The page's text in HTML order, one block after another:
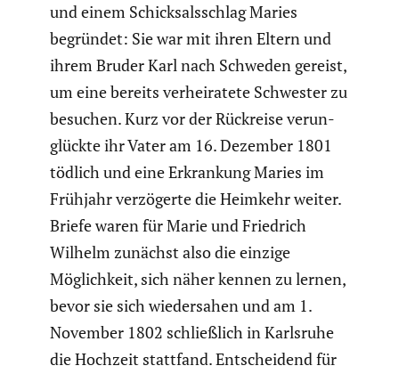
und einem Schick­sals­schlag Maries
begründet: Sie war mit ihren Eltern und
ihrem Bruder Karl nach Schweden gereist,
um eine bereits verhei­ra­tete Schwester zu
besuchen. Kurz vor der Rückreise verun­
glückte ihr Vater am 16. Dezember 1801
tödlich und eine Erkran­kung Maries im
Frühjahr verzö­gerte die Heimkehr weiter.
Briefe waren für Marie und Friedrich
Wilhelm zunächst also die einzige
Möglich­keit, sich näher kennen zu lernen,
bevor sie sich wieder­sahen und am 1.
November 1802 schließ­lich in Karlsruhe
die Hochzeit stattfand. Entschei­dend für